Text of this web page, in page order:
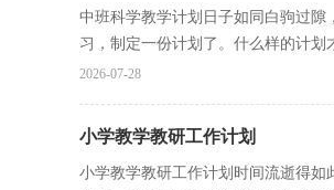
中班科学教学计划日子如同白驹过
习，制定一份计划了。什么样的计
2026-07-28
小学教学教研工作计划
小学教学教研工作计划时间流逝得